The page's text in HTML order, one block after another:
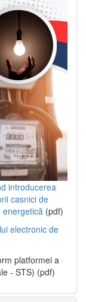
introducerea
casnici de
energetică (pdf)
electronic de
platformei a
- STS) (pdf)